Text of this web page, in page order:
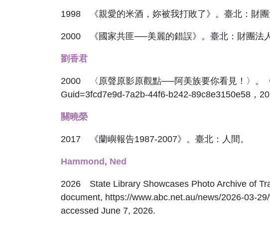
1998 《親愛的米酒，妳被我打敗了》。臺北：財團
2000 《國家共匪──美麗的錯誤》。臺北：財團法
劉香君
2000 〈原聲原影原觀點──阿美族要你看見！〉。
Guid=3fcd7e9d-7a2b-44f6-b242-89c8e3150e58，
關曉榮
2017 《蘭嶼報告1987-2007》。臺北：人間。
Hammond, Ned
2026 State Library Showcases Photo Archive of
document, https://www.abc.net.au/news/2026-03-
accessed June 7, 2026.